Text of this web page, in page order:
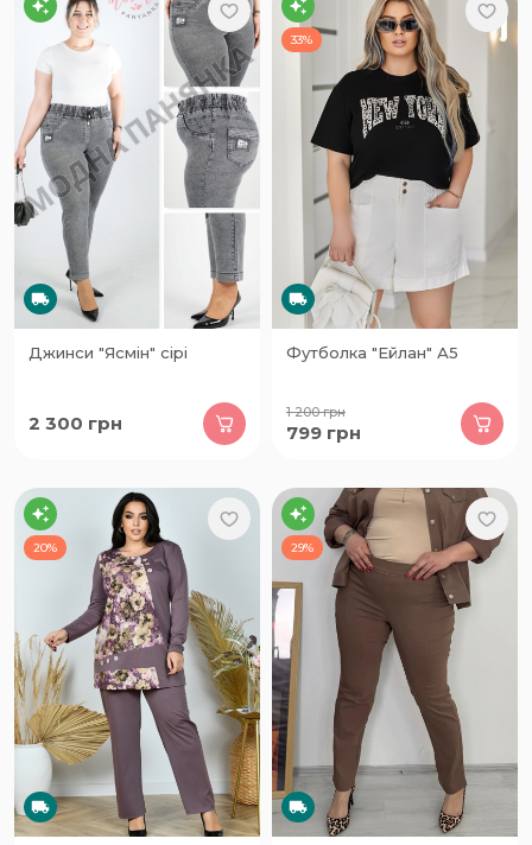
Джинси "Ясмін" сірі
2 300 грн
33%
Футболка "Ейлан" А5
1 200грн
799 грн
20% 29%